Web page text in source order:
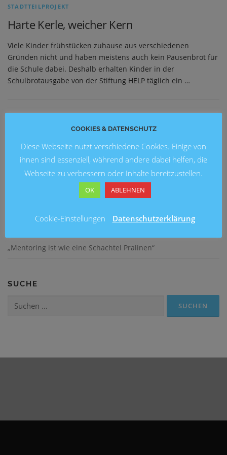
STADTTEILPROJEKT
Harte Kerle, weicher Kern
Viele Kinder frühstücken zuhause aus verschiedenen
Gründen nicht und haben meistens auch kein Pausenbrot für
die Schule dabei. Deshalb erhalten Kinder in der
Schulbrotausgabe von der Stiftung HELP täglich ein …
NEUESTE BEITRÄGE
Blick in die Zukunft: Kunstausstellung 2026 an der
Grundschule Marienwerder
Ein fröhliches Schulfest an der Brüder-Grimm-Schule
Lesung mit Ingo Siegner an der Grundschule Mühlenberg
„Mentoring ist wie eine Schachtel Pralinen“
SUCHE
Suchen
COOKIES & DATENSCHUTZ
Diese Webseite nutzt verschiedene Cookies. Einige von
ihnen sind essenziell, während andere dabei helfen, die
Webseite zu verbessern oder Inhalte bereitzustellen.
OK ABLEHNEN
Cookie-Einstellungen Datenschutzerklärung